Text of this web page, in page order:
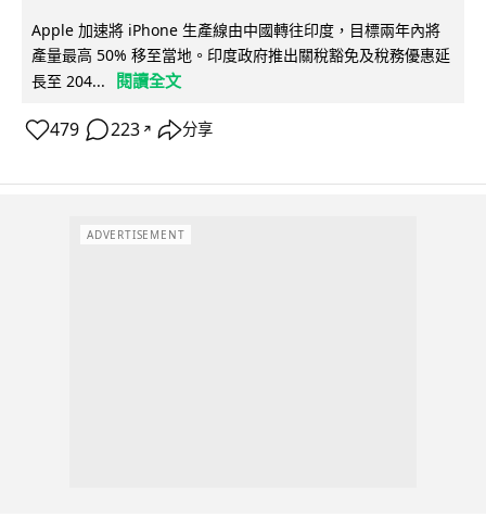
Apple 加速將 iPhone 生產線由中國轉往印度，目標兩年內將
產量最高 50% 移至當地。印度政府推出關稅豁免及稅務優惠延
長至 204...
閱讀全文
479 223 ↗ 分享
ADVERTISEMENT